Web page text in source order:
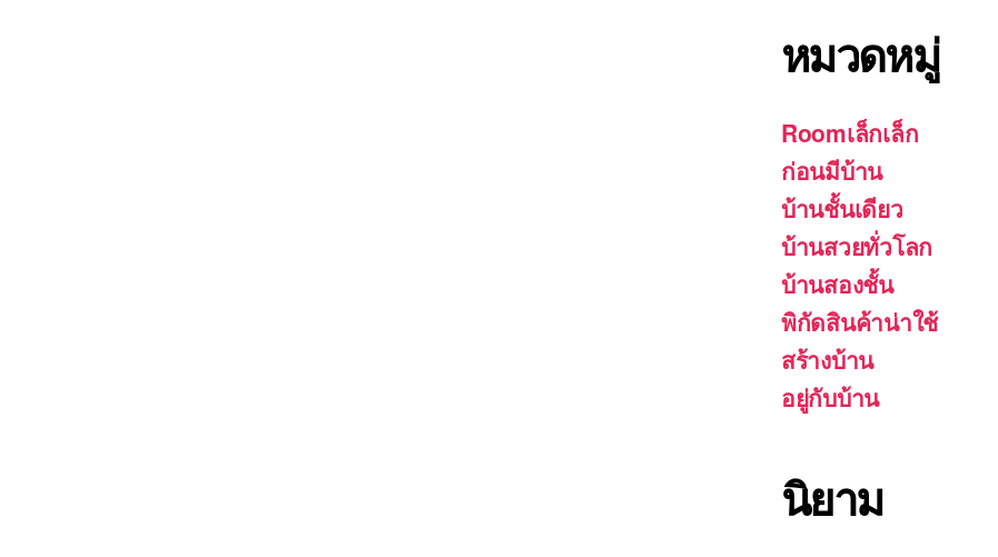
หมวดหมู่
Roomเล็กเล็ก
ก่อนมีบ้าน
บ้านชั้นเดียว
บ้านสวยทั่วโลก
บ้านสองชั้น
พิกัดสินค้าน่าใช้
สร้างบ้าน
อยู่กับบ้าน
นิยาม